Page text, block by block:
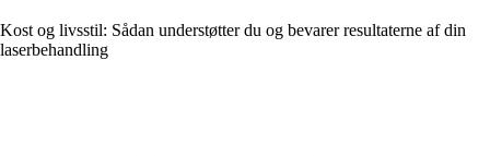
Kost og livsstil: Sådan understøtter du og bevarer resultaterne af din
laserbehandling